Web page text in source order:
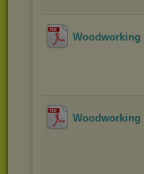
Woodworking
Woodworking